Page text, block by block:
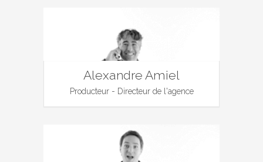
Alexandre Amiel
Producteur - Directeur de l'agence